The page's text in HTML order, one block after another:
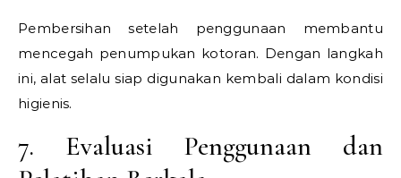
Pembersihan setelah penggunaan membantu
mencegah penumpukan kotoran. Dengan langkah
ini, alat selalu siap digunakan kembali dalam kondisi
higienis.
7. Evaluasi Penggunaan dan